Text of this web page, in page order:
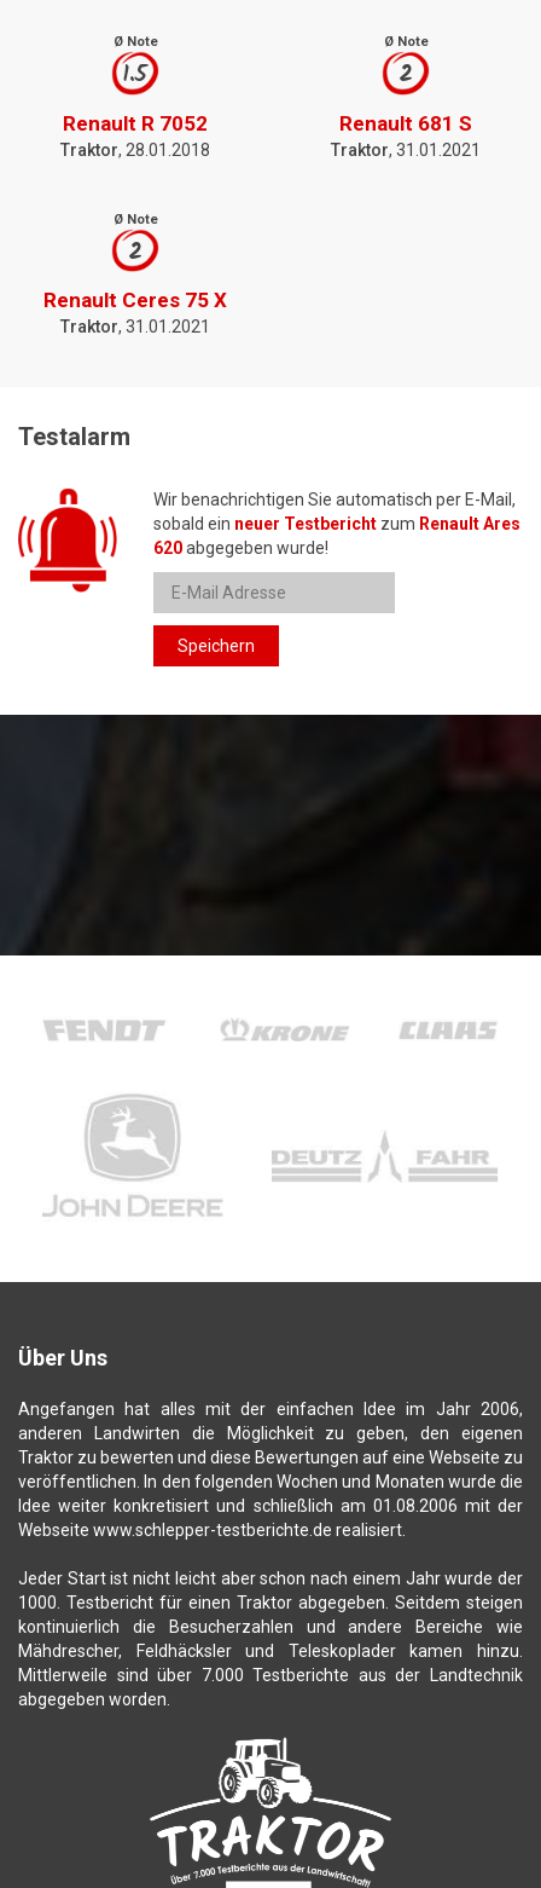
Ø Note
1.5
Renault R 7052
Traktor, 28.01.2018
Ø Note
2
Renault 681 S
Traktor, 31.01.2021
Ø Note
2
Renault Ceres 75 X
Traktor, 31.01.2021
Testalarm
Wir benachrichtigen Sie automatisch per E-Mail,
sobald ein neuer Testbericht zum Renault Ares
620abgegeben wurde!
Speichern
Über Uns
Angefangen hat alles mit der einfachen Idee im Jahr 2006,
anderen Landwirten die Möglichkeit zu geben, den eigenen
Traktor zu bewerten und diese Bewertungen auf eine Webseite zu
veröffentlichen. In den folgenden Wochen und Monaten wurde die
Idee weiter konkretisiert und schließlich am 01.08.2006 mit der
Webseite www.schlepper-testberichte.de realisiert.
Jeder Start ist nicht leicht aber schon nach einem Jahr wurde der
1000. Testbericht für einen Traktor abgegeben. Seitdem steigen
kontinuierlich die Besucherzahlen und andere Bereiche wie
Mähdrescher, Feldhäcksler und Teleskoplader kamen hinzu.
Mittlerweile sind über 7.000 Testberichte aus der Landtechnik
abgegeben worden.